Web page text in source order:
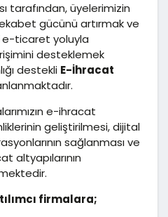
tarafından, üyelerimizin
gücünü artırmak ve
e-ticaret yoluyla
desteklemek
destekli E-İhracat
e-ihracat
geliştirilmesi, dijital
sağlanması ve
altyapılarının
firmalara;